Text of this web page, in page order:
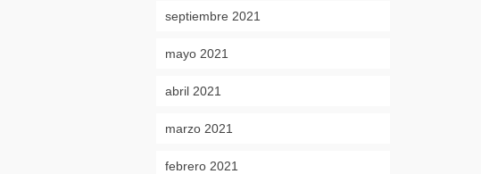
septiembre 2021
mayo 2021
abril 2021
marzo 2021
febrero 2021